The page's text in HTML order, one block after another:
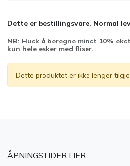
Dette er bestillingsvare. Normal
NB: Husk å beregne minst 10%
kun hele esker med fliser.
Dette produktet er ikke lenger
ÅPNINGSTIDER LIER